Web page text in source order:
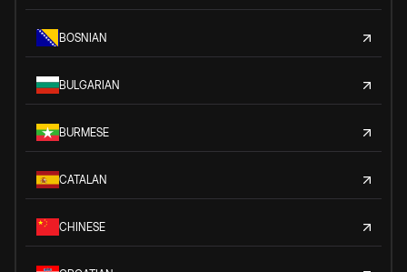
BOSNIAN
BULGARIAN
BURMESE
CATALAN
CHINESE